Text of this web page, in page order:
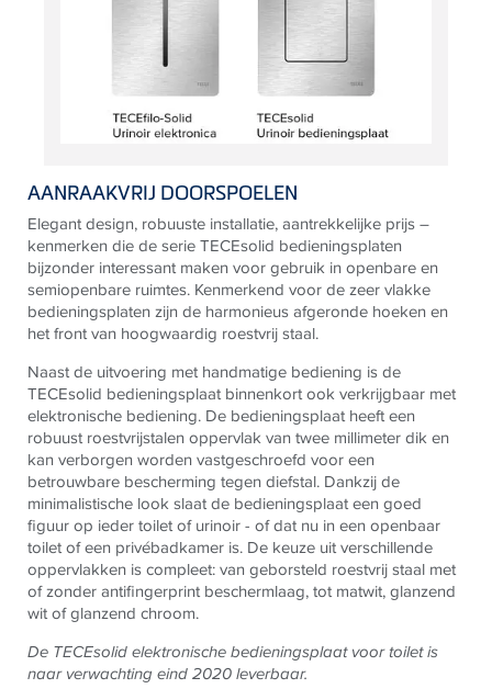
AANRAAKVRIJ DOORSPOELEN
Elegant design, robuuste installatie, aantrekkelijke prijs –
kenmerken die de serieTECEsolid bedieningsplaten
bijzonder interessant maken voor gebruik in openbare en
semiopenbare ruimtes. Kenmerkend voor de zeer vlakke
bedieningsplaten zijn de harmonieus afgeronde hoeken en
het front van hoogwaardig roestvrij staal.
Naast de uitvoering met handmatige bediening is de
TECEsolid bedieningsplaat binnenkort ook verkrijgbaar met
elektronische bediening. De bedieningsplaat heeft een
robuust roestvrijstalen oppervlak van twee millimeter dik en
kan verborgen worden vastgeschroefd voor een
betrouwbare bescherming tegen diefstal. Dankzij de
minimalistische look slaat de bedieningsplaat een goed
figuur op ieder toilet of urinoir - of dat nu in een openbaar
toilet of een privébadkamer is. De keuze uit verschillende
oppervlakken is compleet: van geborsteld roestvrij staal met
of zonder antifingerprint beschermlaag, tot matwit, glanzend
wit of glanzend chroom.
De TECEsolid elektronische bedieningsplaat voor toilet is
naar verwachting eind 2020 leverbaar.